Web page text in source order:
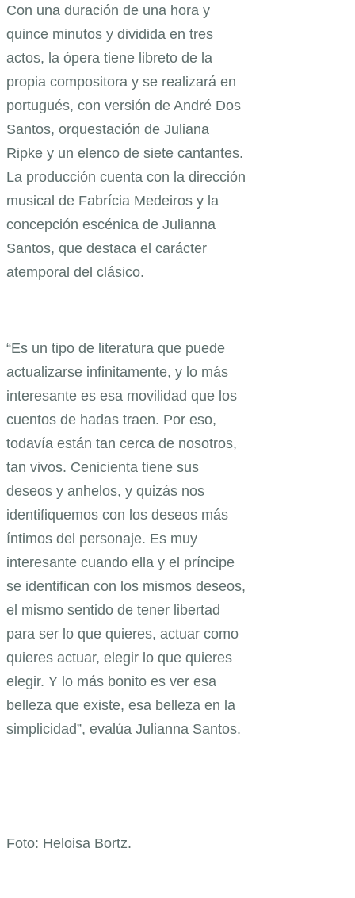
Con una duración de una hora y
quince minutos y dividida en tres
actos, la ópera tiene libreto de la
propia compositora y se realizará en
portugués, con versión de André Dos
Santos, orquestación de Juliana
Ripke y un elenco de siete cantantes.
La producción cuenta con la dirección
musical de Fabrícia Medeiros y la
concepción escénica de Julianna
Santos, que destaca el carácter
atemporal del clásico.
“Es un tipo de literatura que puede
actualizarse infinitamente, y lo más
interesante es esa movilidad que los
cuentos de hadas traen. Por eso,
todavía están tan cerca de nosotros,
tan vivos. Cenicienta tiene sus
deseos y anhelos, y quizás nos
identifiquemos con los deseos más
íntimos del personaje. Es muy
interesante cuando ella y el príncipe
se identifican con los mismos deseos,
el mismo sentido de tener libertad
para ser lo que quieres, actuar como
quieres actuar, elegir lo que quieres
elegir. Y lo más bonito es ver esa
belleza que existe, esa belleza en la
simplicidad”, evalúa Julianna Santos.
Foto: Heloisa Bortz.